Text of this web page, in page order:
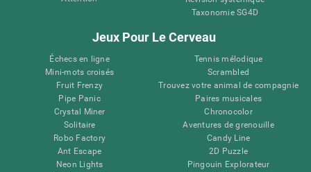
Taxonomie SG4D
Jeux Pour Le Cerveau
Échecs en ligne
Mini-mots croisés
Fruit Frenzy
Pipe Panic
Crystal Miner
Solitaire
Robo Factory
Ant Escape
Neon Lights
Tennis mélodique
Scrambled
Trouvez votre animal de compagnie
Paires musicales
Chronocolor
Aventures de grenouille
Candy Line
2D Puzzle
Pingouin Explorateur